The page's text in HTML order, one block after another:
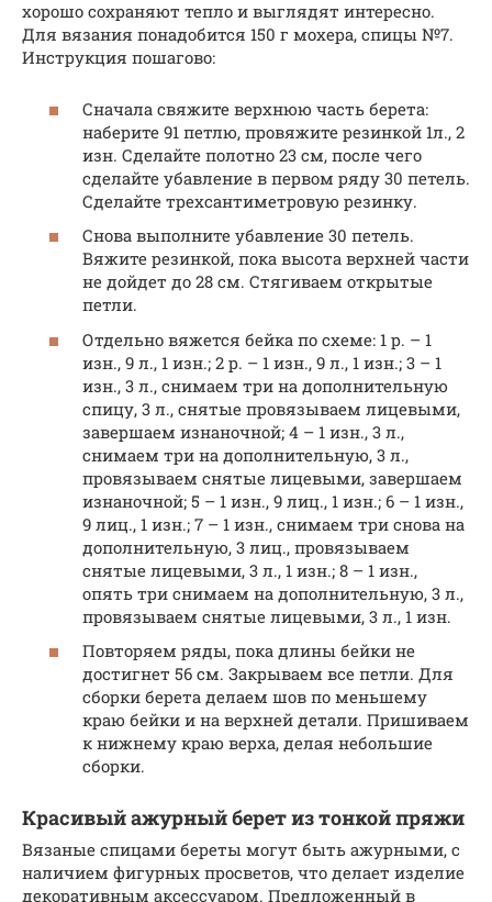
хорошо сохраняют тепло и выглядят интересно.
Для вязания понадобится 150 г мохера, спицы №7.
Инструкция пошагово:
Сначала свяжите верхнюю часть берета:
наберите 91 петлю, провяжите резинкой 1л., 2
изн. Сделайте полотно 23 см, после чего
сделайте убавление в первом ряду 30 петель.
Сделайте трехсантиметровую резинку.
Снова выполните убавление 30 петель.
Вяжите резинкой, пока высота верхней части
не дойдет до 28 см. Стягиваем открытые
петли.
Отдельно вяжется бейка по схеме: 1 р. – 1
изн., 9 л., 1 изн.; 2 р. – 1 изн., 9 л., 1 изн.; 3 – 1
изн., 3 л., снимаем три на дополнительную
спицу, 3 л., снятые провязываем лицевыми,
завершаем изнаночной; 4 – 1 изн., 3 л.,
снимаем три на дополнительную, 3 л.,
провязываем снятые лицевыми, завершаем
изнаночной; 5 – 1 изн., 9 лиц., 1 изн.; 6 – 1 изн.,
9 лиц., 1 изн.; 7 – 1 изн., снимаем три снова на
дополнительную, 3 лиц., провязываем
снятые лицевыми, 3 л., 1 изн.; 8 – 1 изн.,
опять три снимаем на дополнительную, 3 л.,
провязываем снятые лицевыми, 3 л., 1 изн.
Повторяем ряды, пока длины бейки не
достигнет 56 см. Закрываем все петли. Для
сборки берета делаем шов по меньшему
краю бейки и на верхней детали. Пришиваем
к нижнему краю верха, делая небольшие
сборки.
Красивый ажурный берет из тонкой пряжи
Вязаные спицами береты могут быть ажурными, с
наличием фигурных просветов, что делает изделие
декоративным аксессуаром. Предложенный в